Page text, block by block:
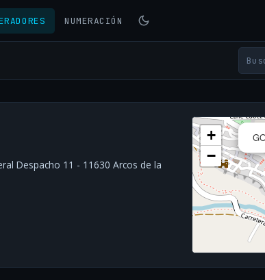
NUMERACIÓN
Despacho 11 - 11630 Arcos de la
+
−